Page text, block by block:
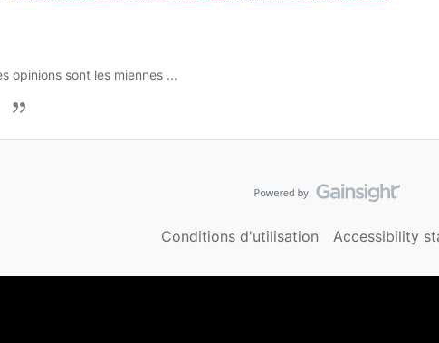
opinions sont les miennes ...
Conditions d'utilisation Accessibility